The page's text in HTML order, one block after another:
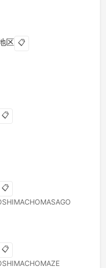
区 📋
📋
📋
📋